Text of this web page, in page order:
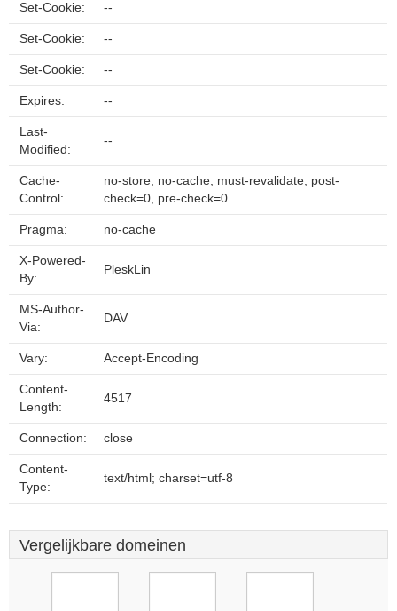
Set-Cookie: --
Set-Cookie: --
Set-Cookie: --
Expires: --
Last-
Modified:
--
Cache-
Control:
no-store, no-cache, must-revalidate, post-
check=0, pre-check=0
Pragma: no-cache
X-Powered-
By:
PleskLin
MS-Author-
Via:
DAV
Vary: Accept-Encoding
Content-
Length:
4517
Connection: close
Content-
Type:
text/html; charset=utf-8
Vergelijkbare domeinen